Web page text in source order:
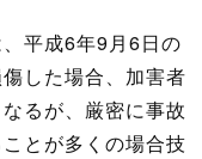
平成6年9月6日の
した場合、加害者
るが、厳密に事故
とが多くの場合技